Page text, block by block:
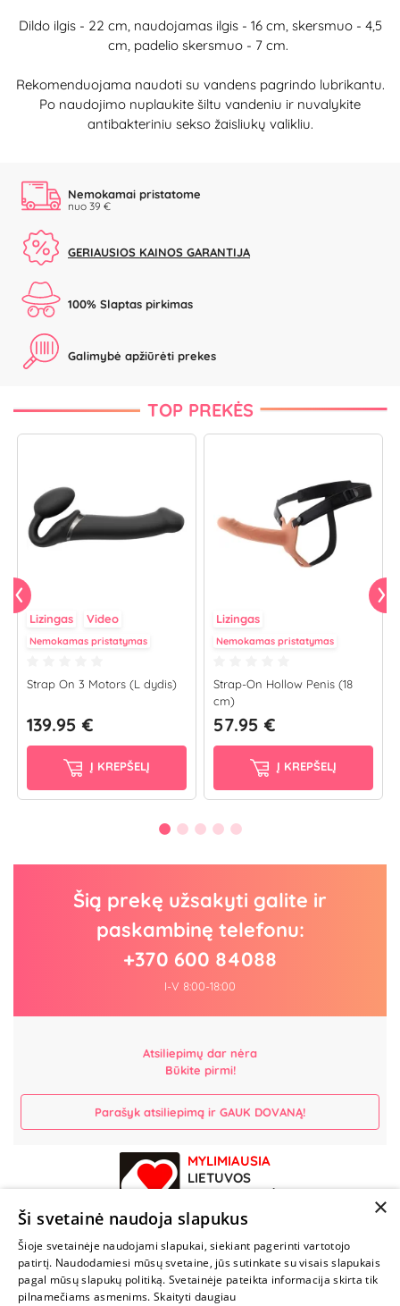
Dildo ilgis - 22 cm, naudojamas ilgis - 16 cm, skersmuo - 4,5
cm, padelio skersmuo - 7 cm.
Rekomenduojama naudoti su vandens pagrindo lubrikantu.
Po naudojimo nuplaukite šiltu vandeniu ir nuvalykite
antibakteriniu sekso žaisliukų valikliu.
Nemokamai pristatome
nuo 39 €
GERIAUSIOS KAINOS GARANTIJA
100% Slaptas pirkimas
Galimybė apžiūrėti prekes
TOP PREKĖS
Lizingas Video
Nemokamas pristatymas
Strap On 3 Motors (L dydis)
139.95 €
Į KREPŠELĮ
Lizingas
Nemokamas pristatymas
Strap-On Hollow Penis (18
cm)
57.95 €
Į KREPŠELĮ
Šią prekę užsakyti galite ir
paskambinę telefonu:
+370 600 84088
I-V 8:00-18:00
Atsiliepimų dar nėra
Būkite pirmi!
Parašyk atsiliepimą ir GAUK DOVANĄ!
MYLIMIAUSIA
LIETUVOS
PARDUOTUVĖ
NENUSTOK
ŽAISTI
×
Ši svetainė naudoja slapukus
Šioje svetainėje naudojami slapukai, siekiant pagerinti vartotojo
patirtį. Naudodamiesi mūsų svetaine, jūs sutinkate su visais slapukais
pagal mūsų slapukų politiką. Svetainėje pateikta informacija skirta tik
pilnamečiams asmenims. Skaityti daugiau